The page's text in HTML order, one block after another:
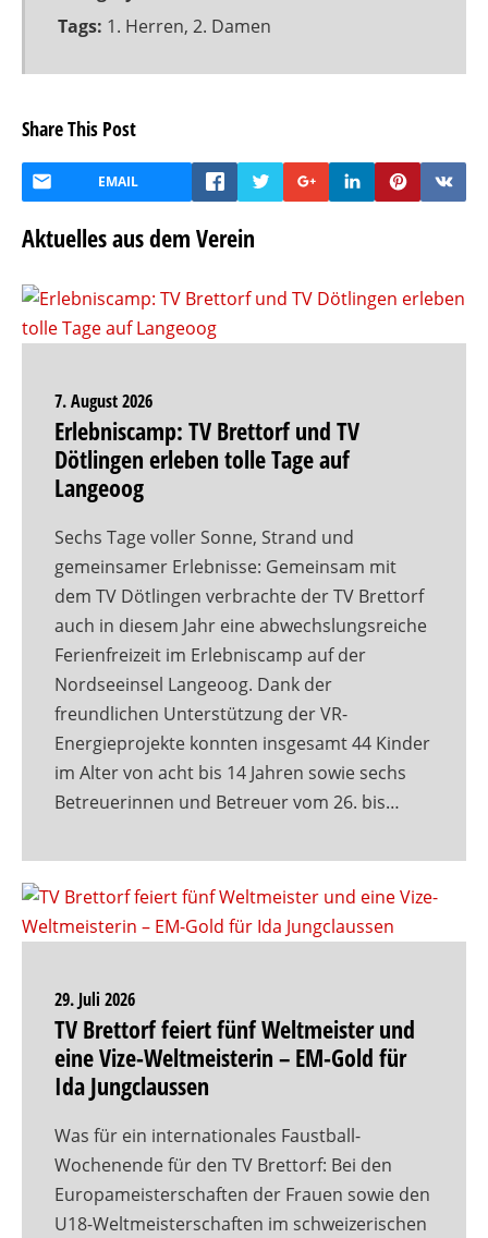
Tags: 1. Herren, 2. Damen
Share This Post
EMAIL
Aktuelles aus dem Verein
7. August 2026
Erlebniscamp: TV Brettorf und TV
Dötlingen erleben tolle Tage auf
Langeoog
Sechs Tage voller Sonne, Strand und
gemeinsamer Erlebnisse: Gemeinsam mit
dem TV Dötlingen verbrachte der TV Brettorf
auch in diesem Jahr eine abwechslungsreiche
Ferienfreizeit im Erlebniscamp auf der
Nordseeinsel Langeoog. Dank der
freundlichen Unterstützung der VR-
Energieprojekte konnten insgesamt 44 Kinder
im Alter von acht bis 14 Jahren sowie sechs
Betreuerinnen und Betreuer vom 26. bis…
29. Juli 2026
TV Brettorf feiert fünf Weltmeister und
eine Vize-Weltmeisterin – EM-Gold für
Ida Jungclaussen
Was für ein internationales Faustball-
Wochenende für den TV Brettorf: Bei den
Europameisterschaften der Frauen sowie den
U18-Weltmeisterschaften im schweizerischen